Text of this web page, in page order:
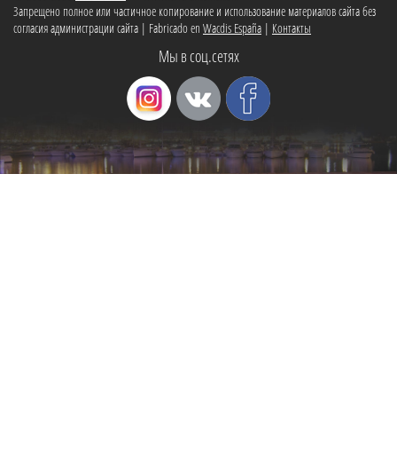
Запрещено полное или частичное копирование и использование материалов сайта без
согласия администрации сайта | Fabricado en Wacdis España | Контакты
Мы в соц.сетях